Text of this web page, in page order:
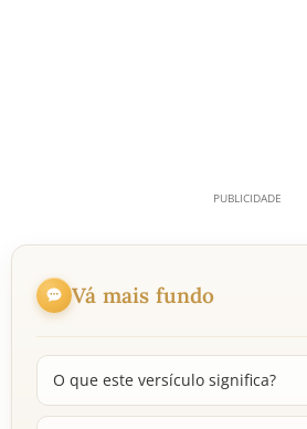
Vá mais fundo
O que este versículo significa?